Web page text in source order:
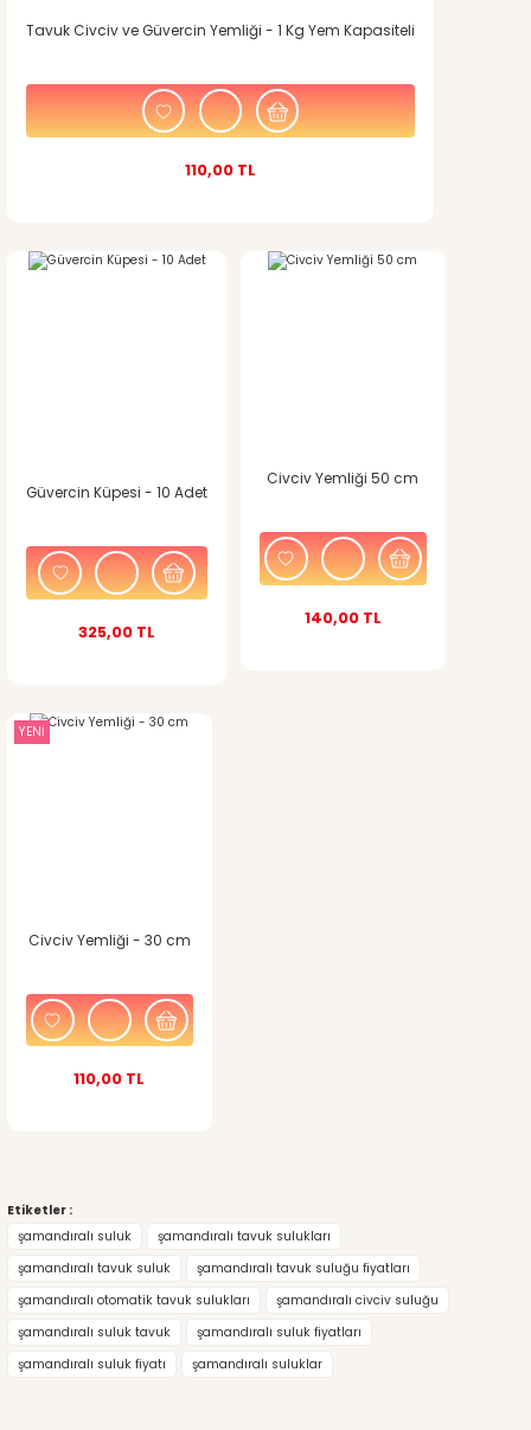
Tavuk Civciv ve Güvercin Yemliği - 1 Kg Yem Kapasiteli
110,00 TL
Güvercin Küpesi - 10 Adet
325,00 TL
Civciv Yemliği 50 cm
140,00 TL
YENİ
Civciv Yemliği - 30 cm
110,00 TL
Etiketler :
şamandıralı suluk
şamandıralı tavuk sulukları
şamandıralı tavuk suluk
şamandıralı tavuk suluğu fiyatları
şamandıralı otomatik tavuk sulukları
şamandıralı civciv suluğu
şamandıralı suluk tavuk
şamandıralı suluk fiyatları
şamandıralı suluk fiyatı
şamandıralı suluklar